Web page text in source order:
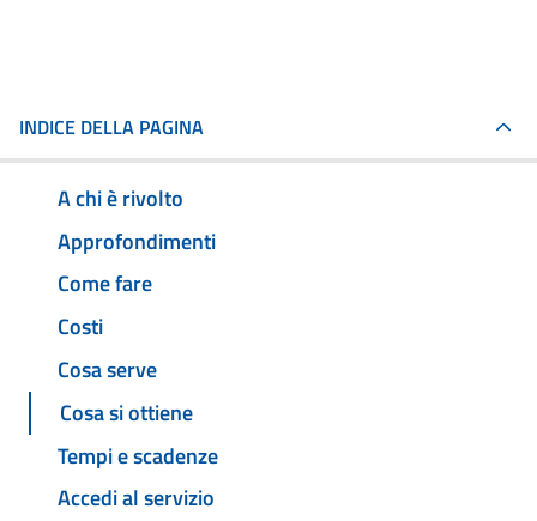
INDICE DELLA PAGINA
A chi è rivolto
Approfondimenti
Come fare
Costi
Cosa serve
Cosa si ottiene
Tempi e scadenze
Accedi al servizio